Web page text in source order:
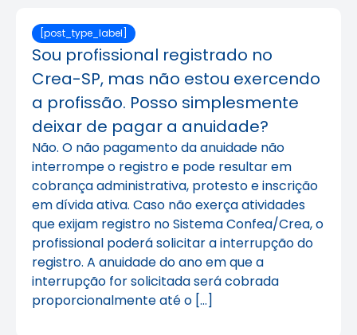
[post_type_label]
Sou profissional registrado no
Crea-SP, mas não estou exercendo
a profissão. Posso simplesmente
deixar de pagar a anuidade?
Não. O não pagamento da anuidade não
interrompe o registro e pode resultar em
cobrança administrativa, protesto e inscrição
em dívida ativa. Caso não exerça atividades
que exijam registro no Sistema Confea/Crea, o
profissional poderá solicitar a interrupção do
registro. A anuidade do ano em que a
interrupção for solicitada será cobrada
proporcionalmente até o […]